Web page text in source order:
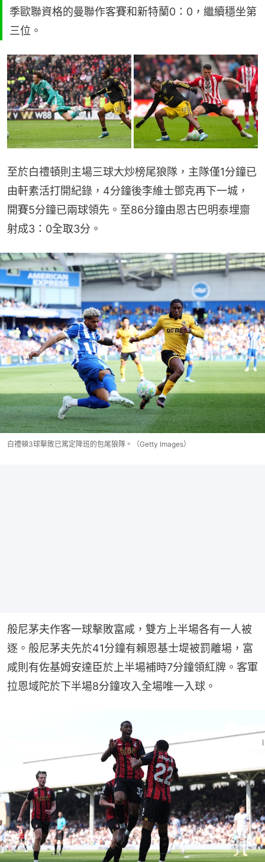
季歐聯資格的曼聯作客賽和新特蘭0：0，繼續穩坐第
三位。
至於白禮頓則主場三球大炒榜尾狼隊，主隊僅1分鐘已
由軒素活打開紀錄，4分鐘後李維士鄧克再下一城，
開賽5分鐘已兩球領先。至86分鐘由恩古巴明泰埋齋
射成3：0全取3分。
白禮頓3球擊敗已篤定降班的包尾狼隊。（Getty Images）
般尼茅夫作客一球擊敗富咸，雙方上半場各有一人被
逐。般尼茅夫先於41分鐘有賴恩基士堤被罰離場，富
咸則有佐基姆安達臣於上半場補時7分鐘領紅牌。客軍
拉恩域陀於下半場8分鐘攻入全場唯一入球。